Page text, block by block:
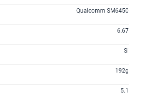
Qualcomm SM6450
6.67
Si
192g
5.1